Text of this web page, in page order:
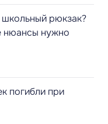
школьный рюкзак?
нюансы нужно
погибли при